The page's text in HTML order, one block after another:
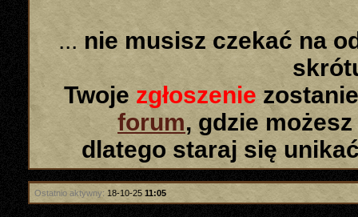
... nie musisz czekać na
Twoje zgłoszenie
forum, gdzie
dlatego staraj się
Ostatnio aktywny: 18-10-25 11:05